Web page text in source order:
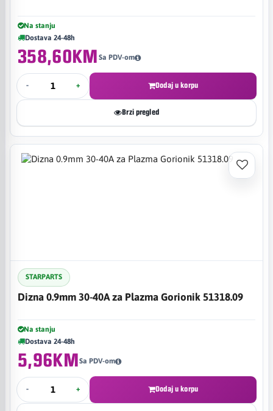
Na stanju
Dostava 24-48h
358,60KM Sa PDV-om
- + Dodaj u korpu
Brzi pregled
STARPARTS
Dizna 0.9mm 30-40A za Plazma Gorionik 51318.09
Na stanju
Dostava 24-48h
5,96KMSa PDV-om
- + Dodaj u korpu